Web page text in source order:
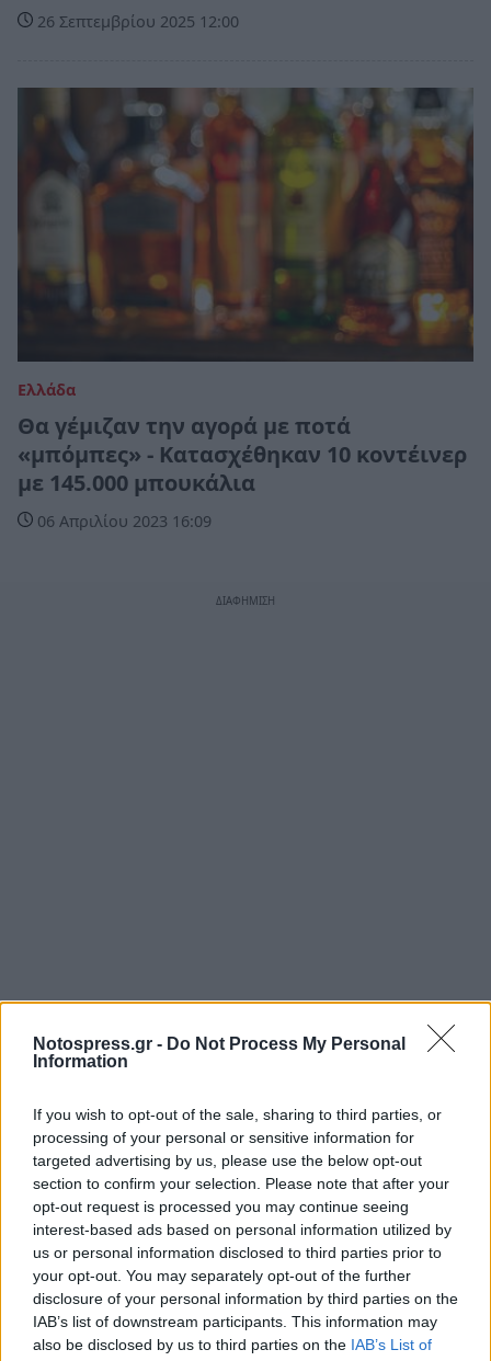
Notospress.gr - Do Not Process My Personal
Information
If you wish to opt-out of the sale, sharing to third parties, or
processing of your personal or sensitive information for
targeted advertising by us, please use the below opt-out
section to confirm your selection. Please note that after your
opt-out request is processed you may continue seeing
interest-based ads based on personal information utilized by
us or personal information disclosed to third parties prior to
your opt-out. You may separately opt-out of the further
disclosure of your personal information by third parties on the
IAB’s list of downstream participants. This information may
also be disclosed by us to third parties on the IAB’s List of
26 Σεπτεμβρίου 2025 12:00
Ελλάδα
Θα γέμιζαν την αγορά με ποτά
«μπόμπες» - Κατασχέθηκαν 10 κοντέινερ
με 145.000 μπουκάλια
06 Απριλίου 2023 16:09